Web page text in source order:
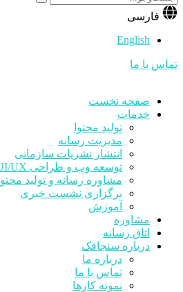
فارسی
English
تماس با ما
صفحه نخست
خدمات
تولید محتوا
مدیریت رسانه
انتشار نشریات سازمانی
توسعه وب و طراحی UI/UX
مشاوره رسانه و تولید محتوا
برگزاری نشست خبری
آموزش
مشاوره
اتاق رسانه
درباره سنجاقک
درباره ما
تماس با ما
نمونه کارها